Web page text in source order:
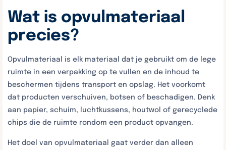
Wat is opvulmateriaal
precies?
Opvulmateriaal is elk materiaal dat je gebruikt om de lege
ruimte in een verpakking op te vullen en de inhoud te
beschermen tijdens transport en opslag. Het voorkomt
dat producten verschuiven, botsen of beschadigen. Denk
aan papier, schuim, luchtkussens, houtwol of gerecyclede
chips die de ruimte rondom een product opvangen.
Het doel van opvulmateriaal gaat verder dan alleen